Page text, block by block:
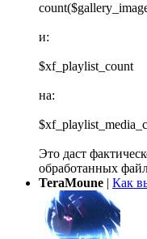
и:
$xf_playlist_count
на:
Это даст
обработанных
TeraMoune | Как